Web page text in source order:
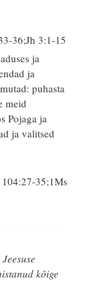
36;Jh 3:1-15
ja
ja
puhasta
meid
Pojaga ja
ja valitsed
35;1Ms
kõige